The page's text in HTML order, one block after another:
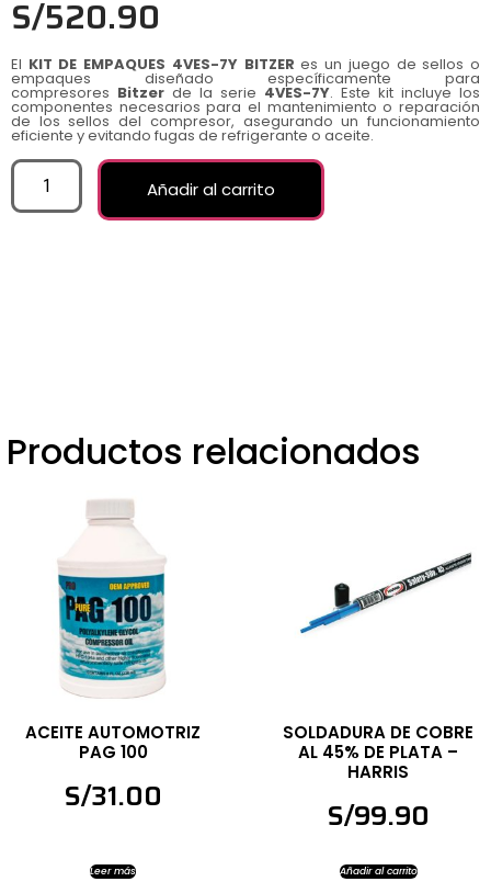
S/520.90
El KIT DE EMPAQUES 4VES-7Y BITZER es un juego de sellos o
empaques diseñado específicamente para
compresores Bitzer de la serie 4VES-7Y. Este kit incluye los
componentes necesarios para el mantenimiento o reparación
de los sellos del compresor, asegurando un funcionamiento
eficiente y evitando fugas de refrigerante o aceite.
Añadir al carrito
Productos relacionados
ACEITE AUTOMOTRIZ
PAG 100
S/31.00
Leer más
SOLDADURA DE COBRE
AL 45% DE PLATA –
HARRIS
S/99.90
Añadir al carrito